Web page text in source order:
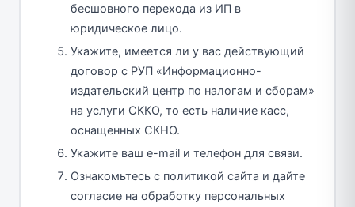
бесшовного перехода из ИП в
юридическое лицо.
Укажите, имеется ли у вас действующий
договор с РУП «Информационно-
издательский центр по налогам и сборам»
на услуги СККО, то есть наличие касс,
оснащенных СКНО.
Укажите ваш e-mail и телефон для связи.
Ознакомьтесь с политикой сайта и дайте
согласие на обработку персональных